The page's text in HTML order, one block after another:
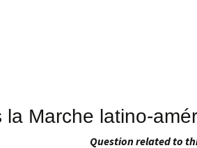
Marche latino-
Question related to